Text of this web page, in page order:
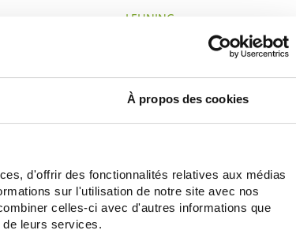
À propos des cookies
d'offrir des fonctionnalités relatives aux médias
sur l'utilisation de notre site avec nos
celles-ci avec d'autres informations que
leurs services.
LEHNING
LEHNING PATE SUISSE IMMUNITE 40
ДОБАВИТЬ В КОРЗИНУ